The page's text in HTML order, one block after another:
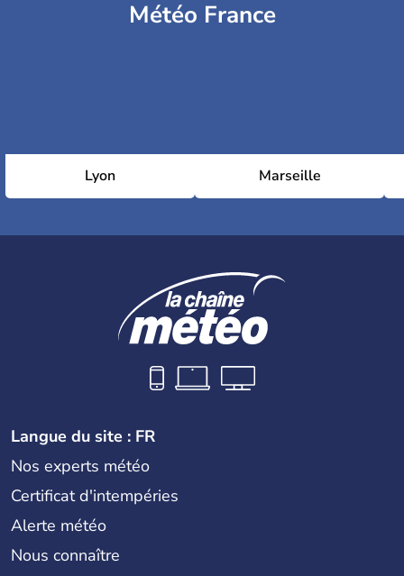
Météo France
Lyon Marseille
Langue du site : FR
Nos experts météo
Certificat d'intempéries
Alerte météo
Nous connaître